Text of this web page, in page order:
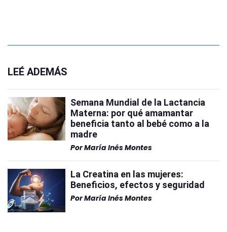
LEÉ ADEMÁS
Semana Mundial de la Lactancia
Materna: por qué amamantar
beneficia tanto al bebé como a la
madre
PorMaría Inés Montes
La Creatina en las mujeres:
Beneficios, efectos y seguridad
PorMaría Inés Montes